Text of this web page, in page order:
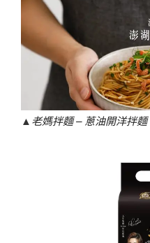
▲ 老媽拌麵 – 蔥油開洋拌麵